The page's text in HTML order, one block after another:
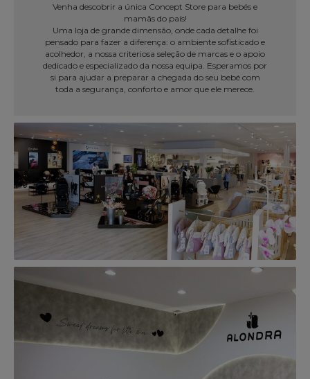
Venha descobrir a única Concept Store para bebés e
mamãs do país!
Uma loja de grande dimensão, onde cada detalhe foi
pensado para fazer a diferença: o ambiente sofisticado e
acolhedor, a nossa criteriosa seleção de marcas e o apoio
dedicado e especializado da nossa equipa. Esperamos por
si para ajudar a preparar a chegada do seu bebé com
toda a segurança, conforto e amor que ele merece.